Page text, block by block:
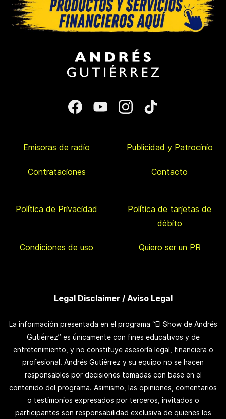
Emisoras de radio Publicidad y Patrocinio
Contrataciones Contacto
Política de Privacidad
Política de tarjetas de
débito
Condiciones de uso Quiero ser un PR
Legal Disclaimer / Aviso Legal
La información presentada en el programa “El Show de Andrés
Gutiérrez” es únicamente con fines educativos y de
entretenimiento, y no constituye asesoría legal, financiera o
profesional. Andrés Gutiérrez y su equipo no se hacen
responsables por decisiones tomadas con base en el
contenido del programa. Asimismo, las opiniones, comentarios
o testimonios expresados por terceros, invitados o
participantes son responsabilidad exclusiva de quienes los